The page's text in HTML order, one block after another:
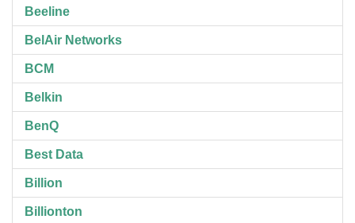
Beeline
BelAir Networks
BCM
Belkin
BenQ
Best Data
Billion
Billionton